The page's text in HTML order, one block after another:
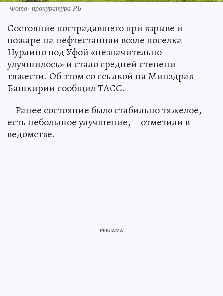
Фото: прокуратура РБ
Состояние пострадавшего при взрыве и
пожаре на нефтестанции возле поселка
Нурлино под Уфой «незначительно
улучшилось» и стало средней степени
тяжести. Об этом со ссылкой на Минздрав
Башкирии сообщил ТАСС.
– Ранее состояние было стабильно тяжелое,
есть небольшое улучшение, – отметили в
ведомстве.